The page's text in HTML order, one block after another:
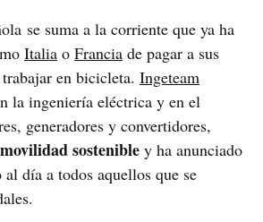
se suma a la corriente que ya ha
Italia o Francia de pagar a sus
en bicicleta. Ingeteam
la ingeniería eléctrica y en el
generadores y convertidores,
movilidad sostenible y ha anunciado
día a todos aquellos que se